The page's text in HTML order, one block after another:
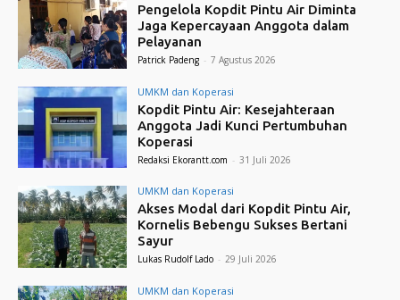
Pengelola Kopdit Pintu Air Diminta
Jaga Kepercayaan Anggota dalam
Pelayanan
Patrick Padeng - 7 Agustus 2026
UMKM dan Koperasi
Kopdit Pintu Air: Kesejahteraan
Anggota Jadi Kunci Pertumbuhan
Koperasi
Redaksi Ekorantt.com - 31 Juli 2026
UMKM dan Koperasi
Akses Modal dari Kopdit Pintu Air,
Kornelis Bebengu Sukses Bertani
Sayur
Lukas Rudolf Lado - 29 Juli 2026
UMKM dan Koperasi